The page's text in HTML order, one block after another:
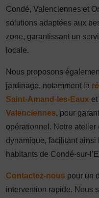
Condé, Valenciennes et
solutions adaptées aux
zone, garantissant un
locale.
Nous proposons
jardinage, notamment la
Saint-Amand-les-Eaux
Valenciennes, pour
opérationnel. Notre
dynamique, facilitant ainsi
habitants de Condé-sur-
Contactez-nous pour un
intervention rapide. Nous